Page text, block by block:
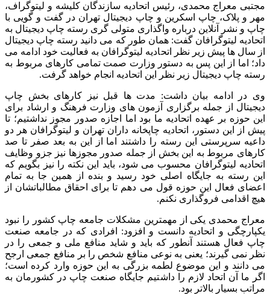
مجتبی معراج محمدی، رئیس اتحادیه سازندگان کلیشه و لیتوگراف،
مهر و پلاک، چاپ اسکرین و چاپ دیجیتال تهران در گفت و گویی با
چاپ و نشر آنلاین درباره واگذاری متولی گری رسته چاپ دیجیتال به
اتحادیه لیتوگرافان گفت: همان طور که می دانید رسته چاپ دیجیتال
از سال ها پیش زیر نظر اتحادیه لیتوگرافان به فعالیت خود ادامه می
داد؛ اما از این پس به دستور وزارت صمت تمامی کارهای مربوط به
رسته چاپ دیجیتال زیر نظر این اتحادیه انجام خواهد گرفت.
وی در ادامه بیان داشت: مدت ها قبل نیز کارهای بخش چاپ
دیجیتال از جمله برگزاری آزمون‌ های وزارت فرهنگ و ارشاد برای
این حوزه بر عهده اتحادیه ما بود اما اجازه صدور مجوز نداشتیم؛ تا
پیش از این دستور، اتحادیه چاپخانه داران تهران و لیتوگرافان هر دو
داعیه سرپرستی این رسته را داشتند اما از این به بعد صفر تا صد
کارهای مربوط به این بخش از جمله صدور مجوزها نیز جزو وظایف
اتحادیه لیتوگرافان محسوب می شود، باید این نکته را نیز بگویم که
این رسته به جایگاه اصلی خود رسید و بنده از همین جا به تمام
اعضای فعال این حوزه قول می دهم تا برای احقاق مطالباتشان از
هیچ اقدامی فروگذاری نکنم.
معراج محمدی یکی از مهمترین مشکلات جامعه چاپ کشور را نبود
یکپارچگی و اتحادیه دانست و افزود: افرادی که در جامعه صنعت
چاپ فعال هستند آنطور که باید و شاید منافع ملی و جمعی را در
نظر نمی گیرند؛ یعنی به نوعی منافع شخص را بر منافع جمعی ارجح
می دانند و این موضوع لطمه بزرگی به این حوزه وارد کرده است؛
اگر ما آن اتحاد لازم را داشتیم جایگاه صنعت چاپ در کشورمان به
مراتب بسیار بالاتر بود.